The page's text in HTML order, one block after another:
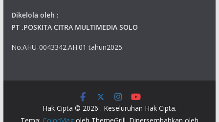
Dikelola oleh :
PT .POSKITA CITRA MULTIMEDIA SOLO
No.AHU-0043342.AH.01 tahun2025.
Hak Cipta © 2026 . Keseluruhan Hak Cipta.